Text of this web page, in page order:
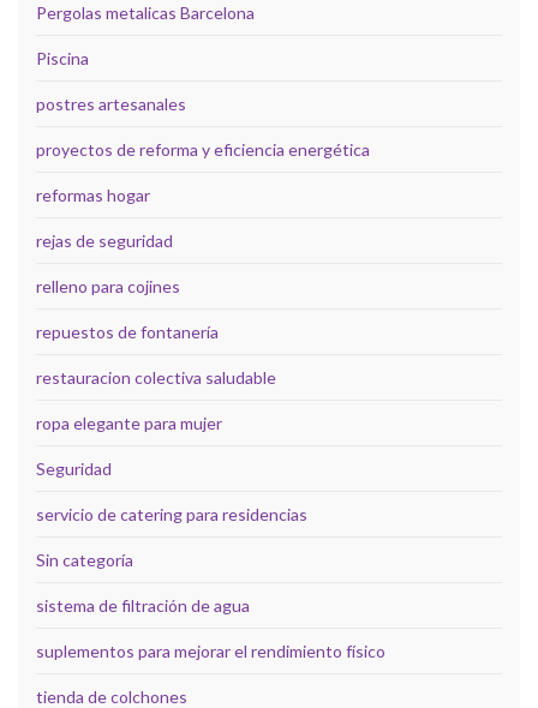
Pergolas metalicas Barcelona
Piscina
postres artesanales
proyectos de reforma y eficiencia energética
reformas hogar
rejas de seguridad
relleno para cojines
repuestos de fontanería
restauracion colectiva saludable
ropa elegante para mujer
Seguridad
servicio de catering para residencias
Sin categoría
sistema de filtración de agua
suplementos para mejorar el rendimiento físico
tienda de colchones